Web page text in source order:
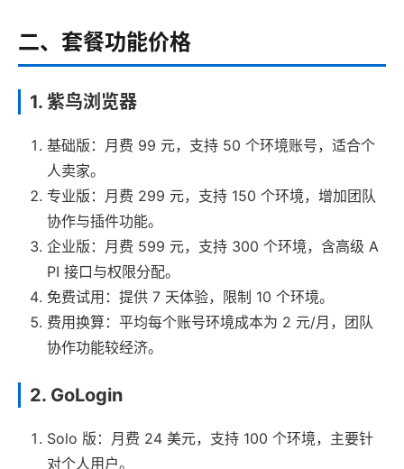
二、套餐功能价格
1. 紫鸟浏览器
基础版：月费 99 元，支持 50 个环境账号，适合个
人卖家。
专业版：月费 299 元，支持 150 个环境，增加团队
协作与插件功能。
企业版：月费 599 元，支持 300 个环境，含高级 A
PI 接口与权限分配。
免费试用：提供 7 天体验，限制 10 个环境。
费用换算：平均每个账号环境成本为 2 元/月，团队
协作功能较经济。
2. GoLogin
Solo 版：月费 24 美元，支持 100 个环境，主要针
对个人用户。